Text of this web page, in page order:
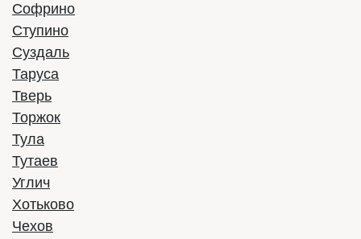
Софрино
Ступино
Суздаль
Таруса
Тверь
Торжок
Тула
Тутаев
Углич
Хотьково
Чехов